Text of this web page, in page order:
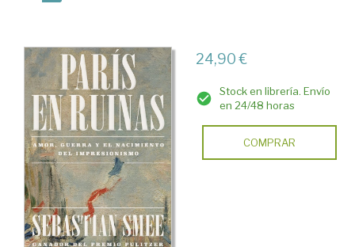
24,90 €
Stock en librería. Envío
en 24/48 horas
COMPRAR